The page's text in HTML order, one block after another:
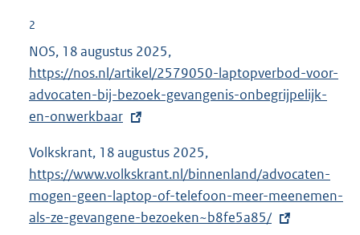
i
n
:
2
NOS, 18 augustus 2025,
x
t
n
e
l
i
https://nos.nl/artikel/2579050-laptopverbod-voor-
advocaten-bij-bezoek-gevangenis-onbegrijpelijk-
en-onwerkbaar
Volkskrant, 18 augustus 2025,
x
t
e
https://www.volkskrant.nl/binnenland/advocaten-
mogen-geen-laptop-of-telefoon-meer-meenemen-
als-ze-gevangene-bezoeken~b8fe5a85/